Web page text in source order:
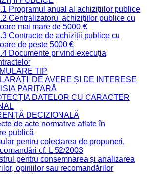
Programul anual al achizițiilor publice
Centralizatorul achizițiilor publice cu
mai mare de 5000 €
Contracte de achiziții publice cu
de peste 5000 €
Documente privind execuția
TIP
DE AVERE ȘI DE INTERESE
PARITARĂ
DATELOR CU CARACTER
DECIZIONALĂ
de acte normative aflate în
publică
pentru colectarea de propuneri,
cf. L 52/2003
pentru consemnarea și analizarea
opiniilor sau recomandărilor